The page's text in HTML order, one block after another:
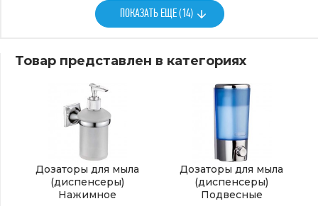
ПОКАЗАТЬ ЕЩЕ (14)
Товар представлен в категориях
Дозаторы для мыла
(диспенсеры)
Нажимное
Дозаторы для мыла
(диспенсеры)
Подвесные